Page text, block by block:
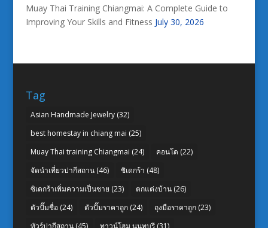
Muay Thai Training Chiangmai: A Complete Guide to
Improving Your Skills and Fitness July 30, 2026
Tag
Asian Handmade Jewelry(32)
best homestay in chiang mai (25)
Muay Thai training Chiangmai (24) คอนโด (22)
จัดนำเที่ยวปากีสถาน(46) ซิเดกร้า (48)
ซิเดกร้าเพิ่มความเป็นชาย (23) ตกแต่งบ้าน(26)
ตัวปั๊มชื่อ(24) ตัวปั๊มราคาถูก(24) ถุงมือราคาถูก(23)
ทัวร์ปากีสถาน(45) ทาวน์โฮม นนทบุรี(31)